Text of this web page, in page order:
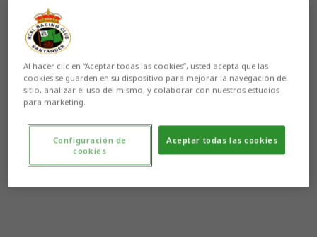
Al hacer clic en “Aceptar todas las cookies”, usted acepta que las
cookies se guarden en su dispositivo para mejorar la navegación del
sitio, analizar el uso del mismo, y colaborar con nuestros estudios
para marketing.
Aceptar todas las cookies
Configuración de
cookies